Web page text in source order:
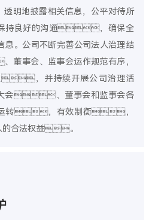
地披露相关信息，公平对待所
保持良好的沟通，确保全
息。公司不断完善公司法人治理结
事会、监事会运作规范有序，
，并持续开展公司治理活
、董事会和监事会各
转，有效制衡，
的合法权益。